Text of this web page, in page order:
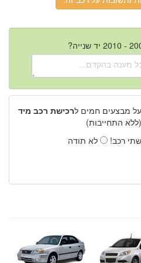
מבצעים חמים לרכישת רכב מיד
התחייבות)
רכב!
לא תודה